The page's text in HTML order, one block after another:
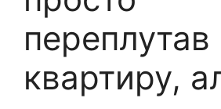
переплутав
квартиру,